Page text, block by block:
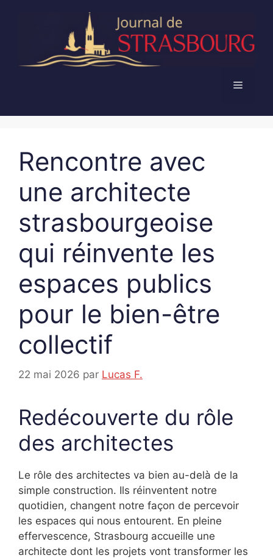
Menu
Rencontre avec
une architecte
strasbourgeoise
qui réinvente les
espaces publics
pour le bien-être
collectif
22 mai 2026 par Lucas F.
Redécouverte du rôle
des architectes
Le rôle des architectes va bien au-delà de la
simple construction. Ils réinventent notre
quotidien, changent notre façon de percevoir
les espaces qui nous entourent. En pleine
effervescence, Strasbourg accueille une
architecte dont les projets vont transformer les